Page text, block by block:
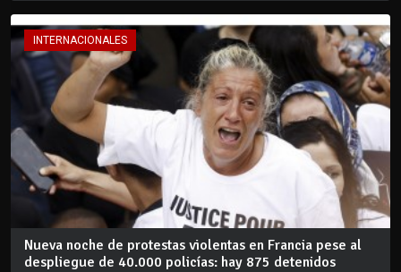
INTERNACIONALES
Nueva noche de protestas violentas en Francia pese al
despliegue de 40.000 policías: hay 875 detenidos